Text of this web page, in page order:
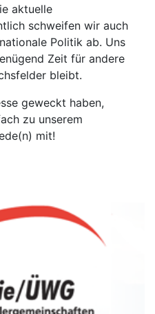
aktuelle
schweifen wir auch
Politik ab. Uns
Zeit für andere
bleibt.
geweckt haben,
zu unserem
mit!